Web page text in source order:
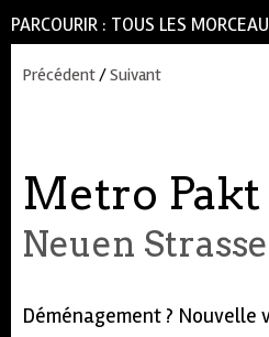
PARCOURIR : TOUS LES
Précédent/Suivant
Metro Pakt
Neuen
Déménagement ? Nouvelle